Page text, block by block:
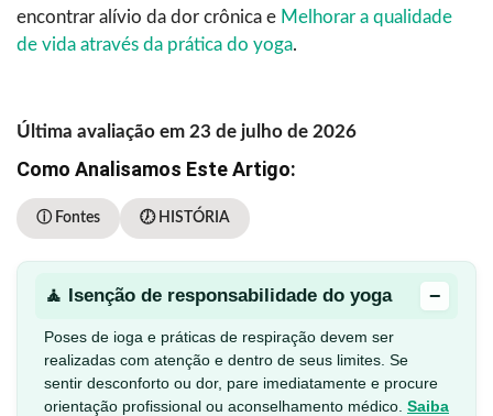
encontrar alívio da dor crônica e Melhorar a qualidade
de vida através da prática do yoga.
Última avaliação em 23 de julho de 2026
Como Analisamos Este Artigo:
ⓘ Fontes 🕖 HISTÓRIA
🧘 Isenção de responsabilidade do yoga −
Poses de ioga e práticas de respiração devem ser
realizadas com atenção e dentro de seus limites. Se
sentir desconforto ou dor, pare imediatamente e procure
orientação profissional ou aconselhamento médico. Saiba